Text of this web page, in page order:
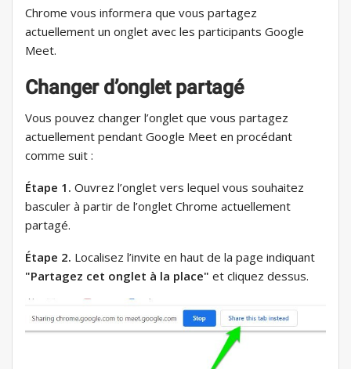
Chrome vous informera que vous partagez
actuellement un onglet avec les participants Google
Meet.
Changer d’onglet partagé
Vous pouvez changer l’onglet que vous partagez
actuellement pendant Google Meet en procédant
comme suit :
Étape 1. Ouvrez l’onglet vers lequel vous souhaitez
basculer à partir de l’onglet Chrome actuellement
partagé.
Étape 2. Localisez l’invite en haut de la page indiquant
"Partagez cet onglet à la place" et cliquez dessus.